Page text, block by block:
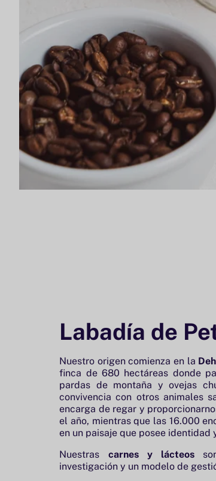
Labadía de
Nuestro origen comienza en la
finca de 680 hectáreas donde
pardas de montaña y ovejas
convivencia con otros animales
encarga de regar y
el año, mientras que las 16.000
en un paisaje que posee identidad
Nuestras carnes y lácteos
investigación y un modelo de